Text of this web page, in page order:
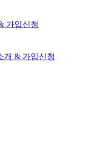
가입신청
개 & 가입신청